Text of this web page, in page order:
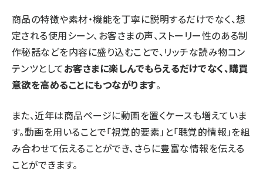
商品の特徴や素材・機能を丁寧に説明するだけでなく、想
定される使用シーン、お客さまの声、ストーリー性のある制
作秘話などを内容に盛り込むことで、リッチな読み物コン
テンツとしてお客さまに楽しんでもらえるだけでなく、購買
意欲を高めることにもつながります。
また、近年は商品ページに動画を置くケースも増えていま
す。動画を用いることで「視覚的要素」と「聴覚的情報」を組
み合わせて伝えることができ、さらに豊富な情報を伝える
ことができます。